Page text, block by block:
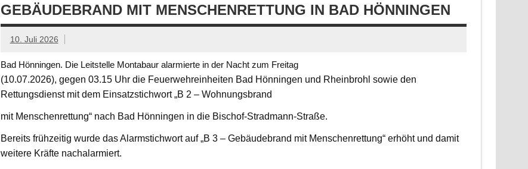
GEBÄUDEBRAND MIT MENSCHENRETTUNG IN BAD HÖNNINGEN
10. Juli 2026
Bad Hönningen. Die Leitstelle Montabaur alarmierte in der Nacht zum Freitag
(10.07.2026), gegen 03.15 Uhr die Feuerwehreinheiten Bad Hönningen und Rheinbrohl sowie den
Rettungsdienst mit dem Einsatzstichwort „B 2 – Wohnungsbrand
mit Menschenrettung“ nach Bad Hönningen in die Bischof-Stradmann-Straße.
Bereits frühzeitig wurde das Alarmstichwort auf „B 3 – Gebäudebrand mit Menschenrettung“ erhöht und damit
weitere Kräfte nachalarmiert.